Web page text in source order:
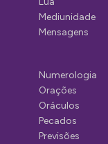
Mediunidade
Mensagens
Numerologia
Orações
Oráculos
Pecados
Previsões